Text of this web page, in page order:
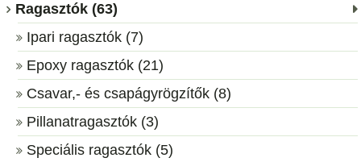
Ragasztók (63)
Ipari ragasztók (7)
Epoxy ragasztók (21)
Csavar,- és csapágyrögzítők (8)
Pillanatragasztók (3)
Speciális ragasztók (5)